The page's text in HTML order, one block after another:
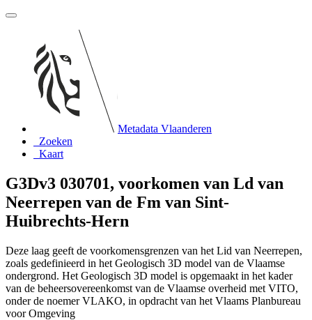
Metadata Vlaanderen
Zoeken
Kaart
G3Dv3 030701, voorkomen van Ld van
Neerrepen van de Fm van Sint-
Huibrechts-Hern
Deze laag geeft de voorkomensgrenzen van het Lid van Neerrepen,
zoals gedefinieerd in het Geologisch 3D model van de Vlaamse
ondergrond. Het Geologisch 3D model is opgemaakt in het kader
van de beheersovereenkomst van de Vlaamse overheid met VITO,
onder de noemer VLAKO, in opdracht van het Vlaams Planbureau
voor Omgeving